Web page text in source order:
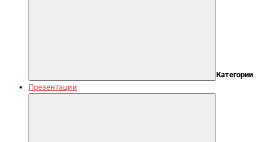
Категории
Презентации